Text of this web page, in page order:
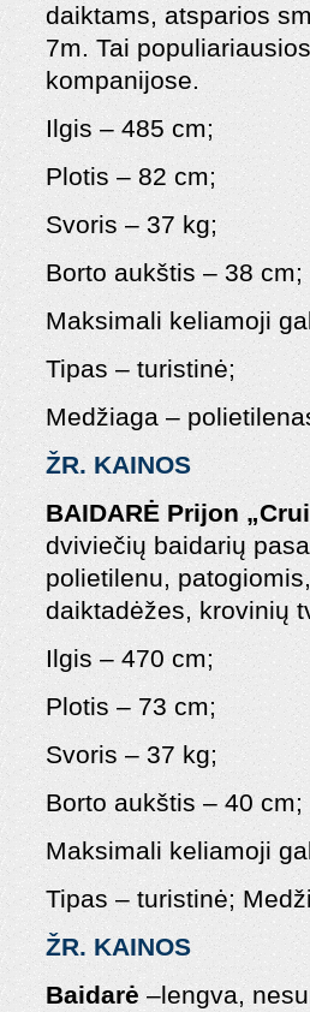
daiktams, atsparios
7m. Tai
kompanijose.
Ilgis – 485 cm;
Plotis – 82 cm;
Svoris – 37 kg;
Borto aukštis – 38 cm;
Maksimali keliamoji
Tipas – turistinė;
Medžiaga –
ŽR. KAINOS
BAIDARĖ Prijon
dviviečių baidarių
polietilenu,
daiktadėžes, krovinių
Ilgis – 470 cm;
Plotis – 73 cm;
Svoris – 37 kg;
Borto aukštis – 40 cm;
Maksimali keliamoji
Tipas – turistinė;
ŽR. KAINOS
Baidarė–lengva,